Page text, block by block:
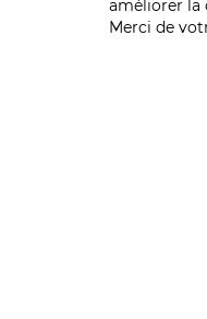
améliorer
Merci de